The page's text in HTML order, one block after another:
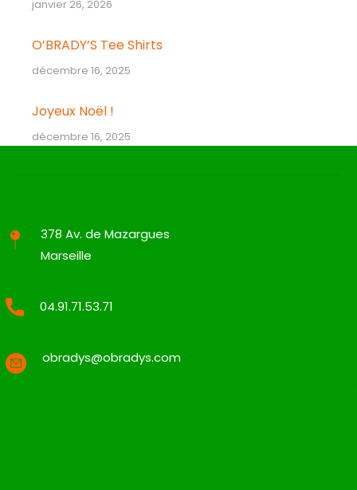
janvier 26, 2026
O’BRADY’S Tee Shirts
décembre 16, 2025
Joyeux Noël !
décembre 16, 2025
378 Av. de Mazargues
Marseille
04.91.71.53.71
obradys@obradys.com